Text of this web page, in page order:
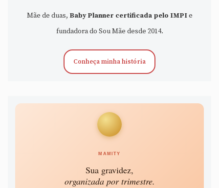
Mãe de duas, Baby Planner certificada pelo IMPIe
fundadora do Sou Mãe desde 2014.
Conheça minha história
MAMITY
Sua gravidez,
organizada por trimestre.